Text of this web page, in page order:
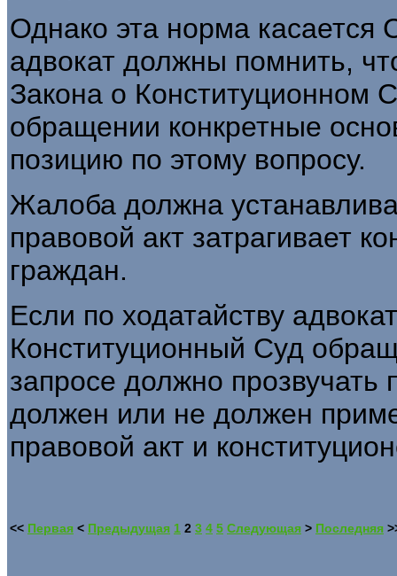
Однако эта норма касается
адвокат должны помнить,
Закона о Конституционном
обращении конкретные
позицию по этому вопросу.
Жалоба должна
правовой акт затрагивает
граждан.
Если по ходатайству
Конституционный Суд
запросе должно
должен или не должен
правовой акт и
<< Первая < Предыдущая 1 2 3 4 5 Следующая > Последняя